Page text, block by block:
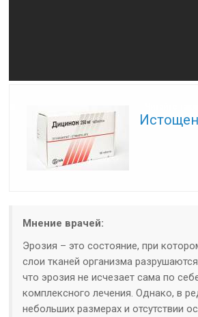
Мнение врачей:
Эрозия – это состояние, при
слои тканей организма
что эрозия не исчезает сама по
комплексного лечения. Однако, в
небольших размерах и отсутствии